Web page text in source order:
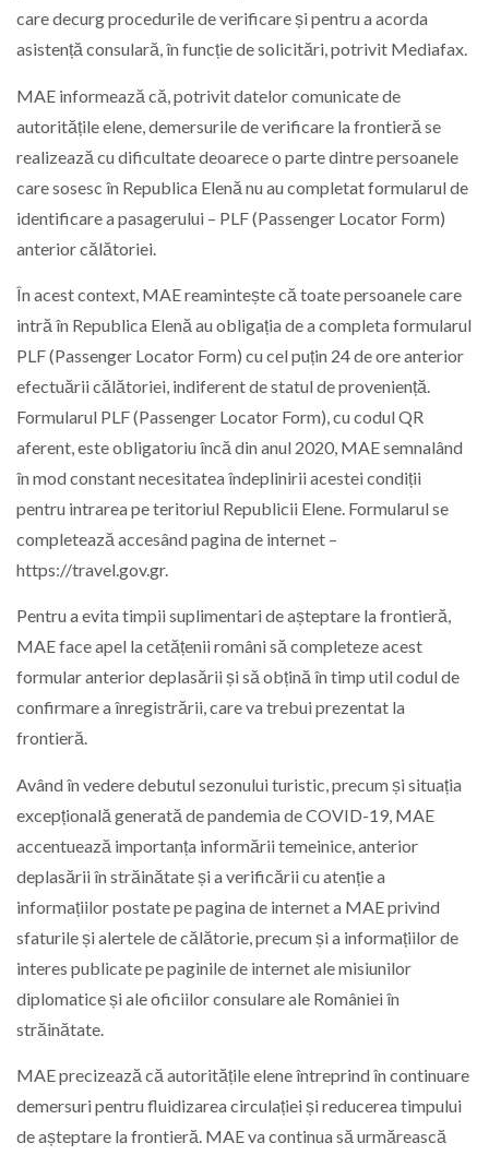
care decurg procedurile de verificare și pentru a acorda
asistență consulară, în funcție de solicitări, potrivit Mediafax.
MAE informează că, potrivit datelor comunicate de
autoritățile elene, demersurile de verificare la frontieră se
realizează cu dificultate deoarece o parte dintre persoanele
care sosesc în Republica Elenă nu au completat formularul de
identificare a pasagerului – PLF (Passenger Locator Form)
anterior călătoriei.
În acest context, MAE reamintește că toate persoanele care
intră în Republica Elenă au obligația de a completa formularul
PLF (Passenger Locator Form) cu cel puțin 24 de ore anterior
efectuării călătoriei, indiferent de statul de proveniență.
Formularul PLF (Passenger Locator Form), cu codul QR
aferent, este obligatoriu încă din anul 2020, MAE semnalând
în mod constant necesitatea îndeplinirii acestei condiții
pentru intrarea pe teritoriul Republicii Elene. Formularul se
completează accesând pagina de internet –
https://travel.gov.gr.
Pentru a evita timpii suplimentari de așteptare la frontieră,
MAE face apel la cetățenii români să completeze acest
formular anterior deplasării și să obțină în timp util codul de
confirmare a înregistrării, care va trebui prezentat la
frontieră.
Având în vedere debutul sezonului turistic, precum și situația
excepțională generată de pandemia de COVID-19, MAE
accentuează importanța informării temeinice, anterior
deplasării în străinătate și a verificării cu atenție a
informațiilor postate pe pagina de internet a MAE privind
sfaturile și alertele de călătorie, precum și a informațiilor de
interes publicate pe paginile de internet ale misiunilor
diplomatice și ale oficiilor consulare ale României în
străinătate.
MAE precizează că autoritățile elene întreprind în continuare
demersuri pentru fluidizarea circulației și reducerea timpului
de așteptare la frontieră. MAE va continua să urmărească